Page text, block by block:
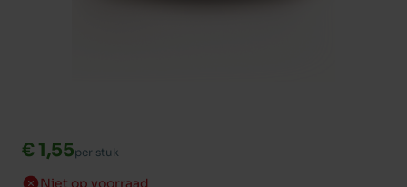
€ 1,55per stuk
Niet op voorraad